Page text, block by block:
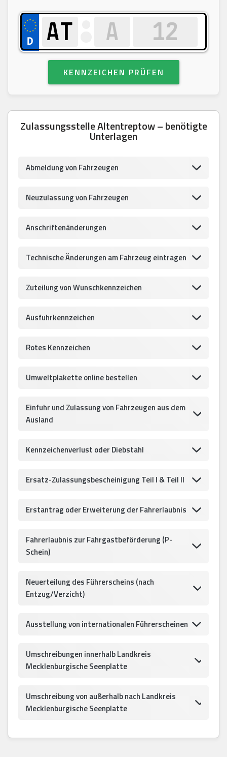
KENNZEICHEN PRÜFEN
Zulassungsstelle Altentreptow – benötigte
Unterlagen
Abmeldung von Fahrzeugen
Neuzulassung von Fahrzeugen
Anschriftenänderungen
Technische Änderungen am Fahrzeug eintragen
Zuteilung von Wunschkennzeichen
Ausfuhrkennzeichen
Rotes Kennzeichen
Umweltplakette online bestellen
Einfuhr und Zulassung von Fahrzeugen aus dem
Ausland
Kennzeichenverlust oder Diebstahl
Ersatz-Zulassungsbescheinigung Teil I & Teil II
Erstantrag oder Erweiterung der Fahrerlaubnis
Fahrerlaubnis zur Fahrgastbeförderung (P-
Schein)
Neuerteilung des Führerscheins (nach
Entzug/Verzicht)
Ausstellung von internationalen Führerscheinen
Umschreibungen innerhalb Landkreis
Mecklenburgische Seenplatte
Umschreibung von außerhalb nach Landkreis
Mecklenburgische Seenplatte